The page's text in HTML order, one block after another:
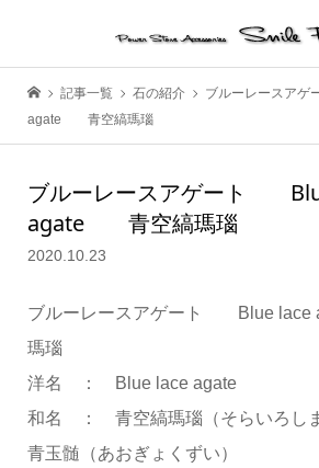
記事一覧 石の紹介
ブルーレースア
agate 青空縞瑪瑙
ブルーレースアゲート
agate 青空縞瑪瑙
2020.10.23
ブルーレースアゲート Blue
瑪瑙
洋名 ： Blue lace agate
和名 ： 青空縞瑪瑙（そらいろしま
青玉髄（あおぎょくずい）